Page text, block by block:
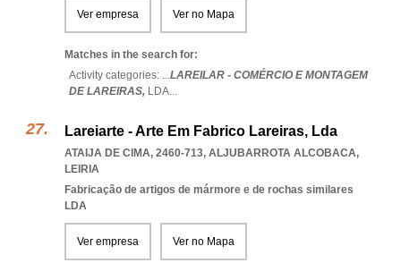
Ver empresa Ver no Mapa
Matches in the search for:
Activity categories: ...LAREILAR - COMÉRCIO E MONTAGEM
DE LAREIRAS, LDA...
Lareiarte - Arte Em Fabrico Lareiras, Lda
ATAIJA DE CIMA, 2460-713, ALJUBARROTA ALCOBACA,
LEIRIA
Fabricação de artigos de mármore e de rochas similares
LDA
Ver empresa Ver no Mapa